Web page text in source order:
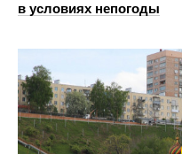
в условиях непогоды